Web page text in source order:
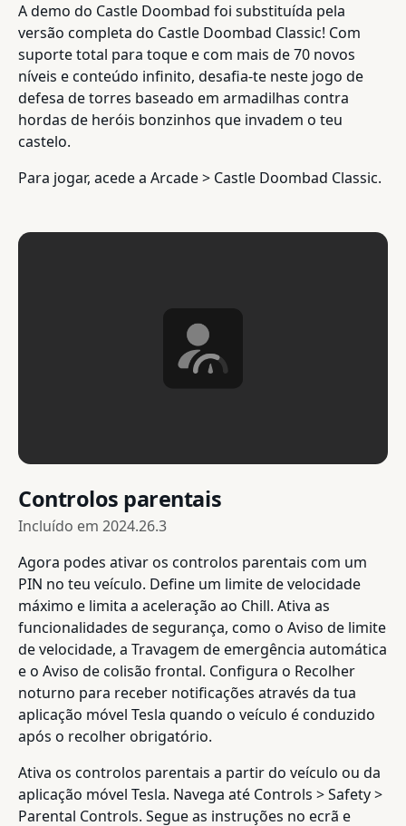
A demo do Castle Doombad foi substituída pela
versão completa do Castle Doombad Classic! Com
suporte total para toque e com mais de 70 novos
níveis e conteúdo infinito, desafia-te neste jogo de
defesa de torres baseado em armadilhas contra
hordas de heróis bonzinhos que invadem o teu
castelo.
Para jogar, acede a Arcade > Castle Doombad Classic.
Controlos parentais
Incluído em 2024.26.3
Agora podes ativar os controlos parentais com um
PIN no teu veículo. Define um limite de velocidade
máximo e limita a aceleração ao Chill. Ativa as
funcionalidades de segurança, como o Aviso de limite
de velocidade, a Travagem de emergência automática
e o Aviso de colisão frontal. Configura o Recolher
noturno para receber notificações através da tua
aplicação móvel Tesla quando o veículo é conduzido
após o recolher obrigatório.
Ativa os controlos parentais a partir do veículo ou da
aplicação móvel Tesla. Navega até Controls > Safety >
Parental Controls. Segue as instruções no ecrã e